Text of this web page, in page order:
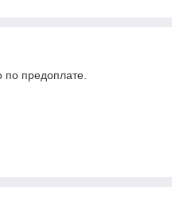
по предоплате.